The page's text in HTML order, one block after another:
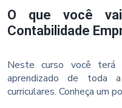
O que você
Contabilidade
Neste curso você
aprendizado de toda
curriculares. Conheça um